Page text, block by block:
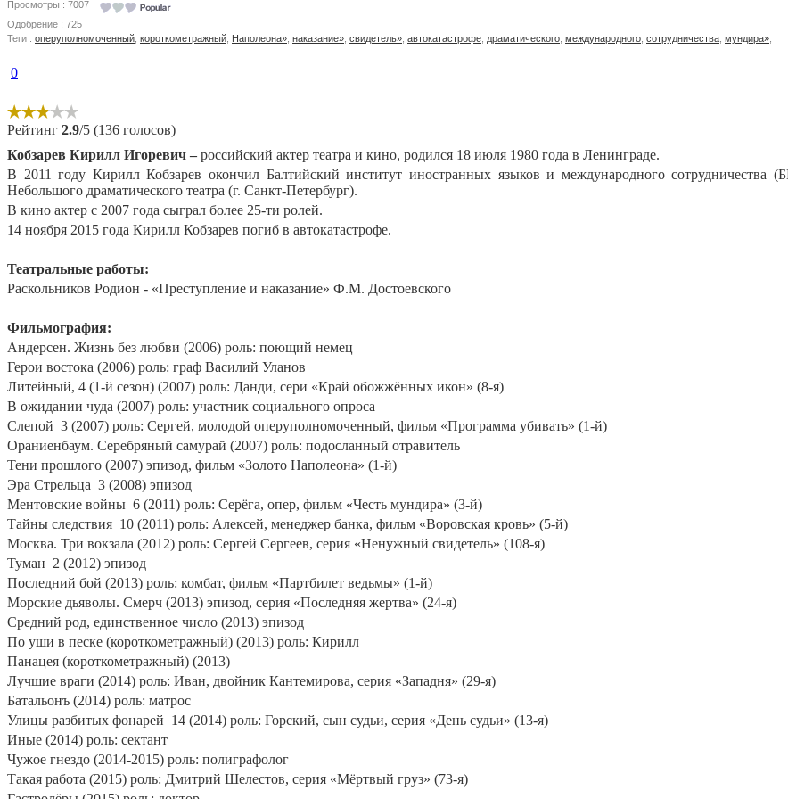
Просмотры : 7007
Одобрение : 725
Теги : оперуполномоченный короткометражный Наполеона» наказание» свидетель» автокатастрофе драматического международного сотрудничества мундира»
0
Рейтинг 2.9/5 (136 голосов)
Кобзарев Кирилл Игоревич – российский актер театра и кино, родился 18 июля 1980 года в Ленинграде.
В 2011 году Кирилл Кобзарев окончил Балтийский институт иностранных языков и международного
Небольшого драматического театра (г. Санкт-Петербург).
В кино актер с 2007 года сыграл более 25-ти ролей.
14 ноября 2015 года Кирилл Кобзарев погиб в автокатастрофе.
Театральные работы:
Раскольников Родион - «Преступление и наказание» Ф.М. Достоевского
Фильмография:
Андерсен. Жизнь без любви (2006) роль: поющий немец
Герои востока (2006) роль: граф Василий Уланов
Литейный, 4 (1-й сезон) (2007) роль: Данди, сери «Край обожжённых икон» (8-я)
В ожидании чуда (2007) роль: участник социального опроса
Слепой 3 (2007) роль: Сергей, молодой оперуполномоченный, фильм «Программа убивать» (1-й)
Ораниенбаум. Серебряный самурай (2007) роль: подосланный отравитель
Тени прошлого (2007) эпизод, фильм «Золото Наполеона» (1-й)
Эра Стрельца 3 (2008) эпизод
Ментовские войны 6 (2011) роль: Серёга, опер, фильм «Честь мундира» (3-й)
Тайны следствия 10 (2011) роль: Алексей, менеджер банка, фильм «Воровская кровь» (5-й)
Москва. Три вокзала (2012) роль: Сергей Сергеев, серия «Ненужный свидетель» (108-я)
Туман 2 (2012) эпизод
Последний бой (2013) роль: комбат, фильм «Партбилет ведьмы» (1-й)
Морские дьяволы. Смерч (2013) эпизод, серия «Последняя жертва» (24-я)
Средний род, единственное число (2013) эпизод
По уши в песке (короткометражный) (2013) роль: Кирилл
Панацея (короткометражный) (2013)
Лучшие враги (2014) роль: Иван, двойник Кантемирова, серия «Западня» (29-я)
Батальонъ (2014) роль: матрос
Улицы разбитых фонарей 14 (2014) роль: Горский, сын судьи, серия «День судьи» (13-я)
Иные (2014) роль: сектант
Чужое гнездо (2014-2015) роль: полиграфолог
Такая работа (2015) роль: Дмитрий Шелестов, серия «Мёртвый груз» (73-я)